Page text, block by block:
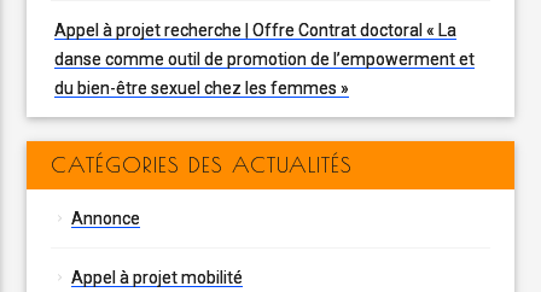
Appel à projet recherche | Offre Contrat doctoral « La
danse comme outil de promotion de l’empowerment et
du bien-être sexuel chez les femmes »
CATÉGORIES DES ACTUALITÉS
Annonce
Appel à projet mobilité